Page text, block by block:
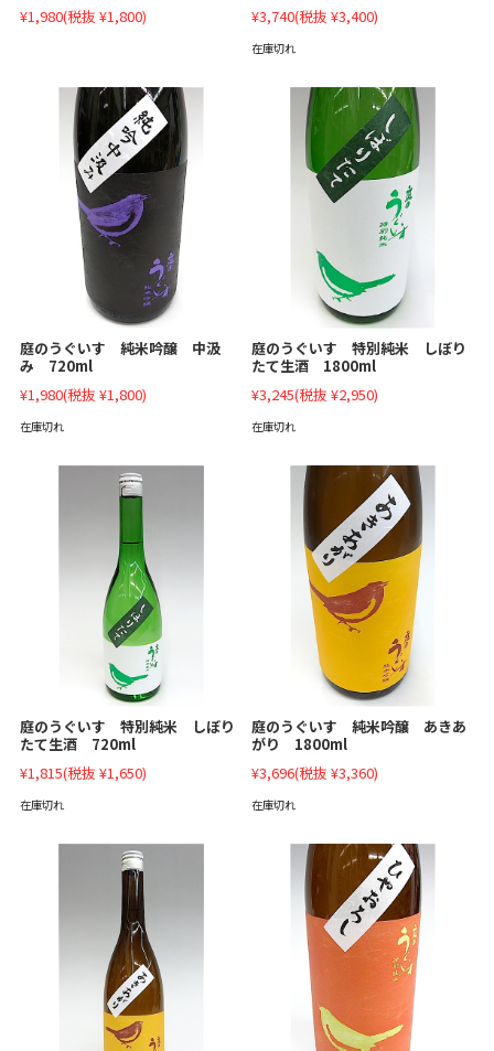
¥1,980(税抜 ¥1,800)
¥3,740(税抜 ¥3,400)
在庫切れ
庭のうぐいす 純米吟醸 中汲
み 720ml
¥1,980(税抜 ¥1,800)
在庫切れ
庭のうぐいす 特別純米 しぼり
たて生酒 1800ml
¥3,245(税抜 ¥2,950)
在庫切れ
庭のうぐいす 特別純米 しぼり
たて生酒 720ml
¥1,815(税抜 ¥1,650)
在庫切れ
庭のうぐいす 純米吟醸 あきあ
がり 1800ml
¥3,696(税抜 ¥3,360)
在庫切れ